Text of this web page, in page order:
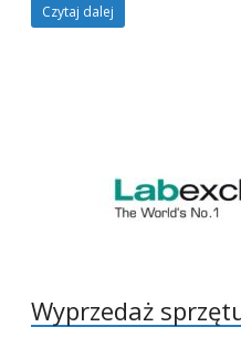
Czytaj dalej
Wyprzedaż